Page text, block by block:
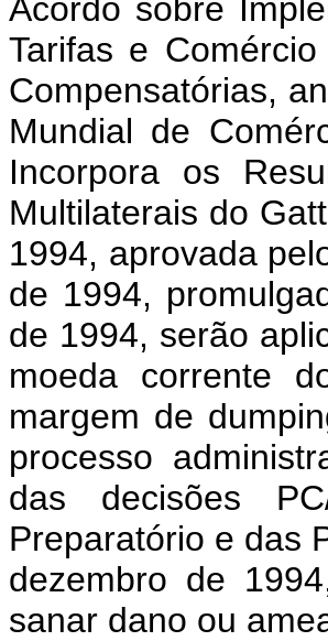
Acordo sobre
Tarifas e
Compensatórias,
Mundial de
Incorpora os
Multilaterais do
1994, aprovada
de 1994,
de 1994, serão
moeda corrente
margem de
processo
das decisões
Preparatório e das
dezembro de
sanar dano ou